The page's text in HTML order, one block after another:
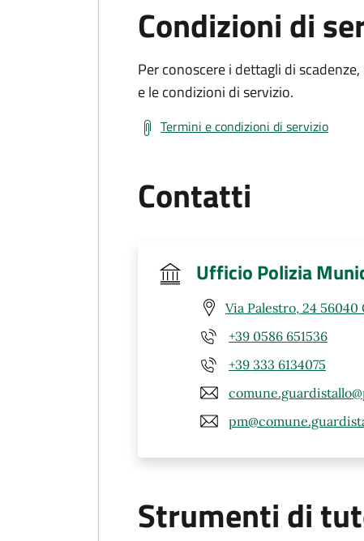
Condizioni di
Per conoscere i dettagli di
e le condizioni di servizio.
Termini e condizioni di servizio
Contatti
Ufficio Polizia
Via Palestro, 24 56040
+39 0586 651536
+39 333 6134075
Strumenti di